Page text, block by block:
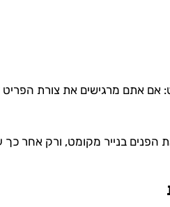
אתם מרגישים את צורת
הפנים בנייר מקומט, ורק אחר כך